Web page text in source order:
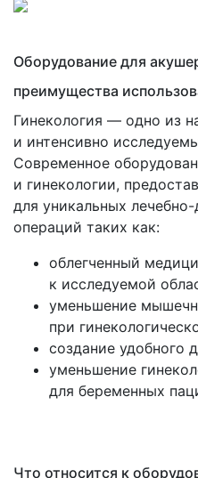
Аппараты
Аппараты
Аппарат свето -
Аппараты
терапии Милта
Блоки
Блок
Блоки излучения
Блоки
Блоки
Измерители
Ультразвуковая
Аппараты для
Озонаторы
›
Аппараты КВЧ-
Аппараты КВЧ-
Аппараты
Аппараты
Аппараты
Аппараты
Аппараты
электротерапии
Аппараты
Концентраторы
Аппараты для
Аэроионизаторы
Аппараты
›
Ингаляторы,
Ингаляторы
Инфракрасные
Оборудование для
преимущества
Гинекология — одно из
и интенсивно
Современное
и гинекологии,
для уникальных
операций таких как:
облегченный
к исследуемой
уменьшение
при
создание удобного
уменьшение
для беременных
Что относится к